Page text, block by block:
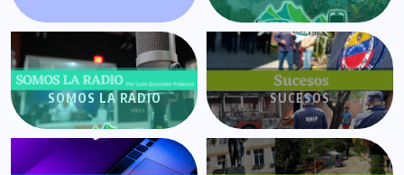
SOMOS LA RADIO SUCESOS